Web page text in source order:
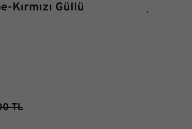
Kırmızı Güllü
TL